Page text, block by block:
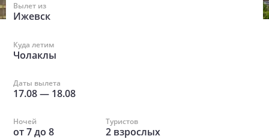
Вылет из
Ижевск
Куда летим
Чолаклы
Даты вылета
17.08— 18.08
Ночей
от7до 8
Туристов
2 взрослых